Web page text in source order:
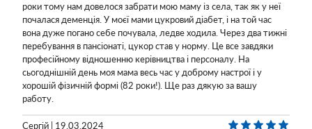
роки тому нам довелося забрати мою маму із села, так як у неї
почалася деменція. У моєї мами цукровий діабет, і на той час
вона дуже погано себе почувала, ледве ходила. Через два тижні
перебування в пансіонаті, цукор став у норму. Це все завдяки
професійному відношенню керівництва і персоналу. На
сьогоднішній день моя мама весь час у доброму настрої і у
хорошій фізичній формі (82 роки!). Ще раз дякую за вашу
работу.
Сергій | 19.03.2024